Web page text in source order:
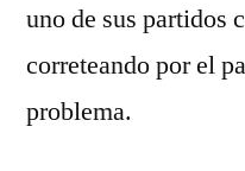
uno de sus partidos
correteando por el
problema.